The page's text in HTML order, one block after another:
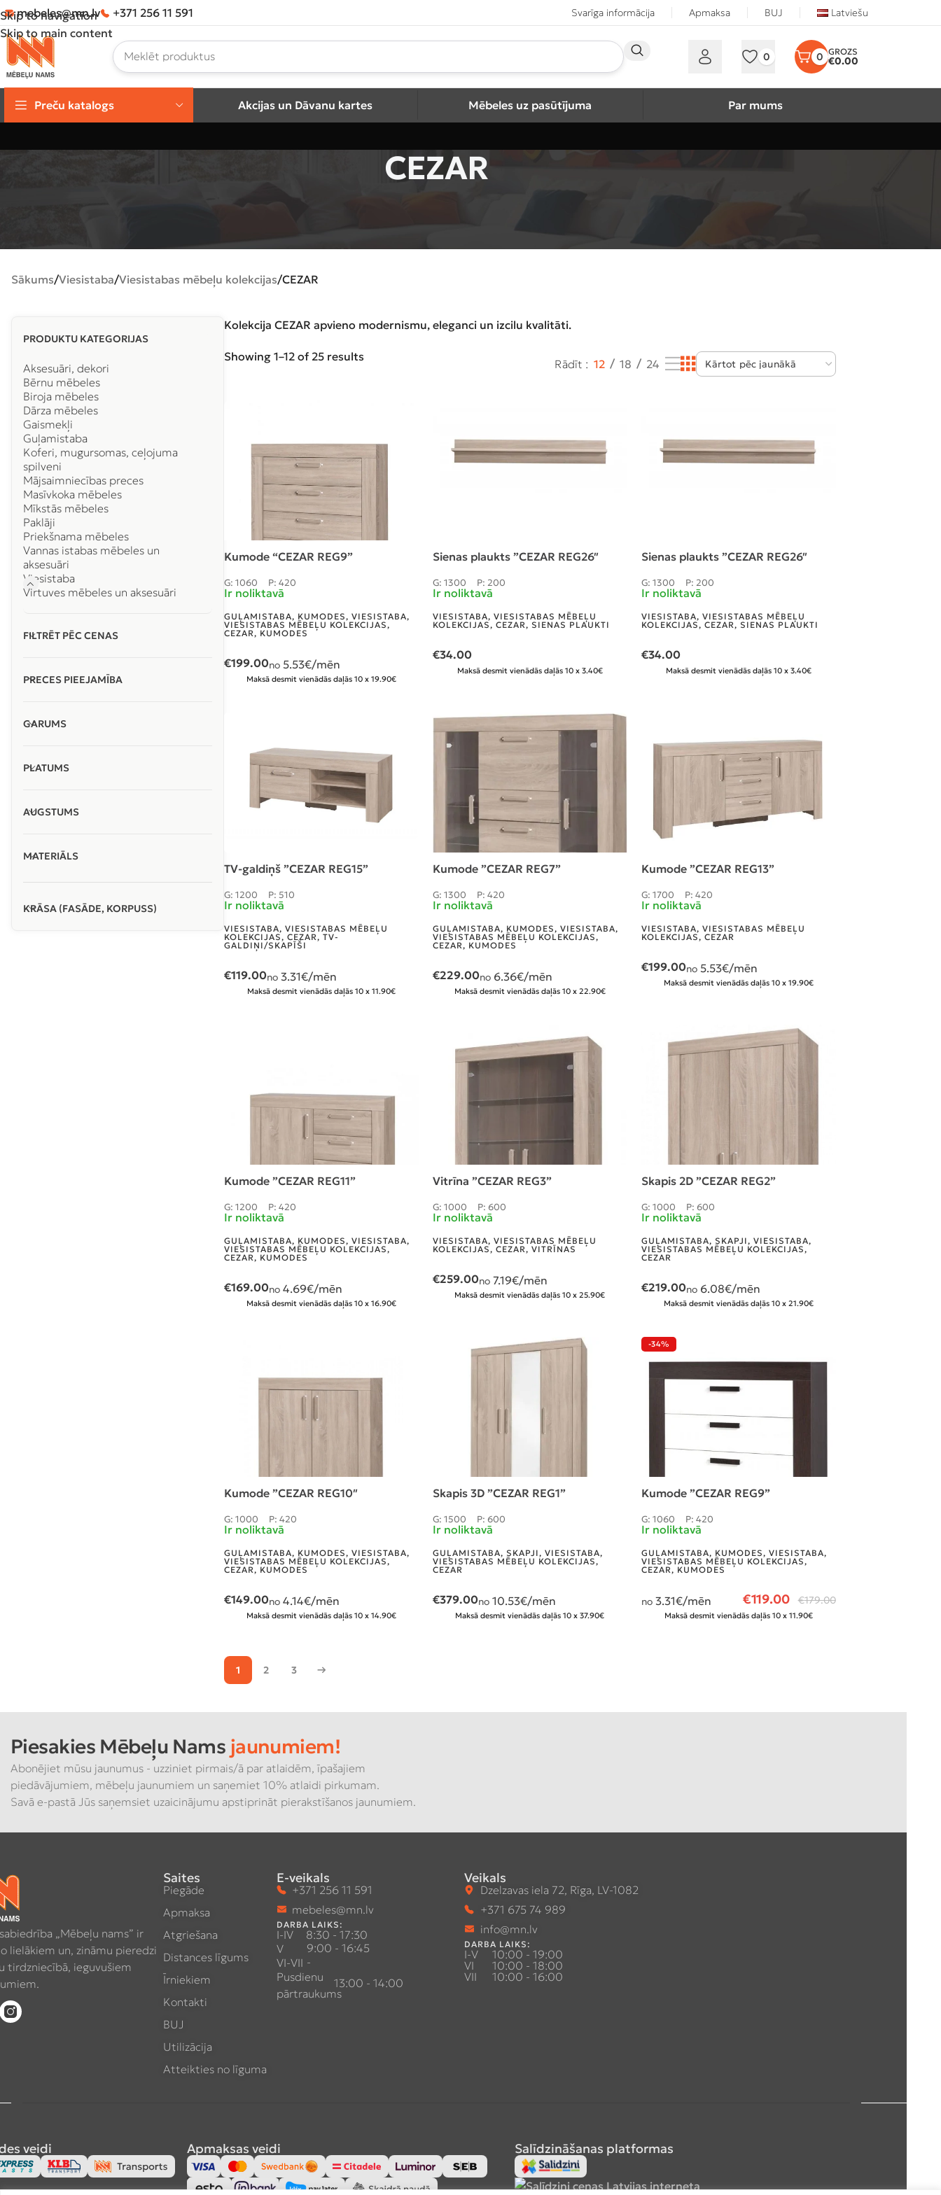
Skip to navigation
Skip to main content
mebeles@mn.lv +371 256 11 591 Svarīga informācija Apmaksa BUJ Latviešu
0 0 €0.00
Preču katalogs Akcijas un Dāvanu kartes Mēbeles uz pasūtījuma Par mums
CEZAR
Sākums Viesistaba Viesistabas mēbeļu kolekcijas CEZAR
PRODUKTU KATEGORIJAS
Aksesuāri, dekori
Bērnu mēbeles
Biroja mēbeles
Dārza mēbeles
Gaismekļi
Guļamistaba
Koferi, mugursomas, ceļojuma
spilveni
Mājsaimniecības preces
Masīvkoka mēbeles
Mīkstās mēbeles
Paklāji
Priekšnama mēbeles
Vannas istabas mēbeles un
aksesuāri
Viesistaba
Virtuves mēbeles un aksesuāri
FILTRĒT PĒC CENAS
PRECES PIEEJAMĪBA
GARUMS
PLATUMS
AUGSTUMS
MATERIĀLS
KRĀSA (FASĀDE, KORPUSS)
Kolekcija CEZAR apvieno modernismu, eleganci un izcilu kvalitāti.
Showing 1–12 of 25 results
Rādīt 12 18 24
Kumode “CEZAR REG9”
G: 1060 P: 420
Ir noliktavā
GUĻAMISTABA, KUMODES, VIESISTABA,
VIESISTABAS MĒBEĻU KOLEKCIJAS,
CEZAR, KUMODES
€199.00no 5.53€/mēn
Maksā desmit vienādās daļās 10 x 19.90€
Sienas plaukts ”CEZAR REG26″
G: 1300 P: 200
Ir noliktavā
VIESISTABA, VIESISTABAS MĒBEĻU
KOLEKCIJAS, CEZAR, SIENAS PLAUKTI
€34.00
Maksā desmit vienādās daļās 10 x 3.40€
Sienas plaukts ”CEZAR REG26″
G: 1300 P: 200
Ir noliktavā
VIESISTABA, VIESISTABAS MĒBEĻU
KOLEKCIJAS, CEZAR, SIENAS PLAUKTI
€34.00
Maksā desmit vienādās daļās 10 x 3.40€
TV-galdiņš ”CEZAR REG15”
G: 1200 P: 510
Ir noliktavā
VIESISTABA, VIESISTABAS MĒBEĻU
KOLEKCIJAS, CEZAR, TV-
GALDIŅI/SKAPĪŠI
€119.00no 3.31€/mēn
Maksā desmit vienādās daļās 10 x 11.90€
Kumode ”CEZAR REG7”
G: 1300 P: 420
Ir noliktavā
GUĻAMISTABA, KUMODES, VIESISTABA,
VIESISTABAS MĒBEĻU KOLEKCIJAS,
CEZAR, KUMODES
€229.00no 6.36€/mēn
Maksā desmit vienādās daļās 10 x 22.90€
Kumode ”CEZAR REG13”
G: 1700 P: 420
Ir noliktavā
VIESISTABA, VIESISTABAS MĒBEĻU
KOLEKCIJAS, CEZAR
€199.00no 5.53€/mēn
Maksā desmit vienādās daļās 10 x 19.90€
Kumode ”CEZAR REG11”
G: 1200 P: 420
Ir noliktavā
GUĻAMISTABA, KUMODES, VIESISTABA,
VIESISTABAS MĒBEĻU KOLEKCIJAS,
CEZAR, KUMODES
€169.00no 4.69€/mēn
Maksā desmit vienādās daļās 10 x 16.90€
Vitrīna ”CEZAR REG3”
G: 1000 P: 600
Ir noliktavā
VIESISTABA, VIESISTABAS MĒBEĻU
KOLEKCIJAS, CEZAR, VITRĪNAS
€259.00no 7.19€/mēn
Maksā desmit vienādās daļās 10 x 25.90€
Skapis 2D ”CEZAR REG2”
G: 1000 P: 600
Ir noliktavā
GUĻAMISTABA, SKAPJI, VIESISTABA,
VIESISTABAS MĒBEĻU KOLEKCIJAS,
CEZAR
€219.00no 6.08€/mēn
Maksā desmit vienādās daļās 10 x 21.90€
Kumode ”CEZAR REG10″
G: 1000 P: 420
Ir noliktavā
GUĻAMISTABA, KUMODES, VIESISTABA,
VIESISTABAS MĒBEĻU KOLEKCIJAS,
CEZAR, KUMODES
€149.00no 4.14€/mēn
Maksā desmit vienādās daļās 10 x 14.90€
Skapis 3D ”CEZAR REG1”
G: 1500 P: 600
Ir noliktavā
GUĻAMISTABA, SKAPJI, VIESISTABA,
VIESISTABAS MĒBEĻU KOLEKCIJAS,
CEZAR
€379.00no 10.53€/mēn
Maksā desmit vienādās daļās 10 x 37.90€
-34%
Kumode ”CEZAR REG9”
G: 1060 P: 420
Ir noliktavā
GUĻAMISTABA, KUMODES, VIESISTABA,
VIESISTABAS MĒBEĻU KOLEKCIJAS,
CEZAR, KUMODES
€119.00 €179.00
no 3.31€/mēn
Maksā desmit vienādās daļās 10 x 11.90€
1 2 3 →
Piesakies Mēbeļu Nams jaunumiem!
Abonējiet mūsu jaunumus - uzziniet pirmais/ā par atlaidēm, īpašajiem
piedāvājumiem, mēbeļu jaunumiem un saņemiet 10% atlaidi pirkumam.
Savā e-pastā Jūs saņemsiet uzaicinājumu apstiprināt pierakstīšanos jaunumiem.
„Mēbeļu nams” ir
lielākiem un, zināmu pieredzi
tirdzniecībā, ieguvušiem
Saites
Piegāde
Apmaksa
Atgriešana
Distances līgums
Īrniekiem
Kontakti
BUJ
Utilizācija
Atteikties no līguma
E-veikals
+371 256 11 591
mebeles@mn.lv
DARBA LAIKS:
I-IV
8:30 - 17:30
V
9:00 - 16:45
VI-VII -
Pusdienu
pārtraukums
13:00 - 14:00
Veikals
Dzelzavas iela 72, Rīga, LV-1082
+371 675 74 989
info@mn.lv
DARBA LAIKS:
I-V
10:00 - 19:00
VI
10:00 - 18:00
VII
10:00 - 16:00
veidi Apmaksas veidi Salīdzināšanas platformas